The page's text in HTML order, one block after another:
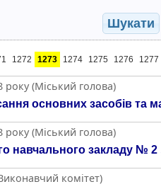
Шукати
1272 1273 1274 1275 1276 1277
(Міський голова)
основних засобів та
(Міський голова)
навчального закладу № 2
комітет)